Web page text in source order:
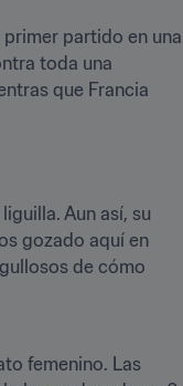
partido en una
toda una
que Francia
Aun así, su
gozado aquí en
de cómo